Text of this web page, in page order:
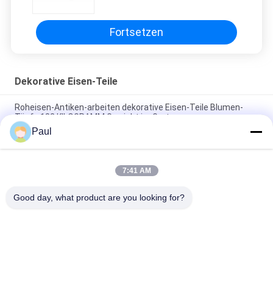
Fortsetzen
Dekorative Eisen-Teile
Roheisen-Antiken-arbeiten dekorative Eisen-Teile Blumen-
Töpfe 182 KILOGRAMM Gewicht im Garten
Geschmiedete dekorative Eisen-Teil-Schmiedeeisen-Balkon-
Baluster im Freien ISO9001
Feste Stahlstangen-materielle dekorative Eisen-Teile C/s-
Paul
7:41 AM
Good day, what product are you looking for?